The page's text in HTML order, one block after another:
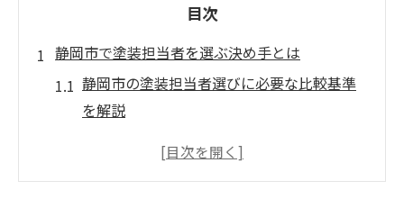
目次
静岡市で塗装担当者を選ぶ決め手とは
静岡市の塗装担当者選びに必要な比較基準
を解説
外壁塗装で信頼できる担当者の特徴を知る